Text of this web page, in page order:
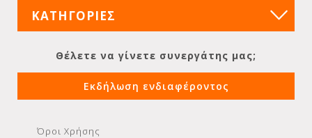
ΚΑΤΗΓΟΡΙΕΣ
Θέλετε να γίνετε συνεργάτης μας;
Εκδήλωση ενδιαφέροντος
Όροι Χρήσης